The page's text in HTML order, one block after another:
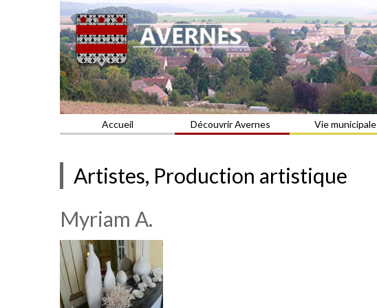
AVERNES
Commune du Val d'Oise
Accueil Découvrir Avernes Vie municipale
Artistes, Production artistique
Myriam A.